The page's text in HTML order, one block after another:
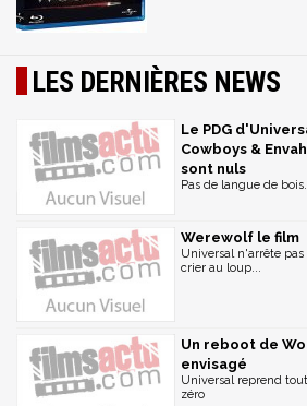
LES DERNIÈRES NEWS
Le PDG
Cowboys &
sont nuls
Pas de langue de
Werewolf le film
Universal n'arrête pas
crier au loup...
Un reboot de
envisagé
Universal reprend
zéro